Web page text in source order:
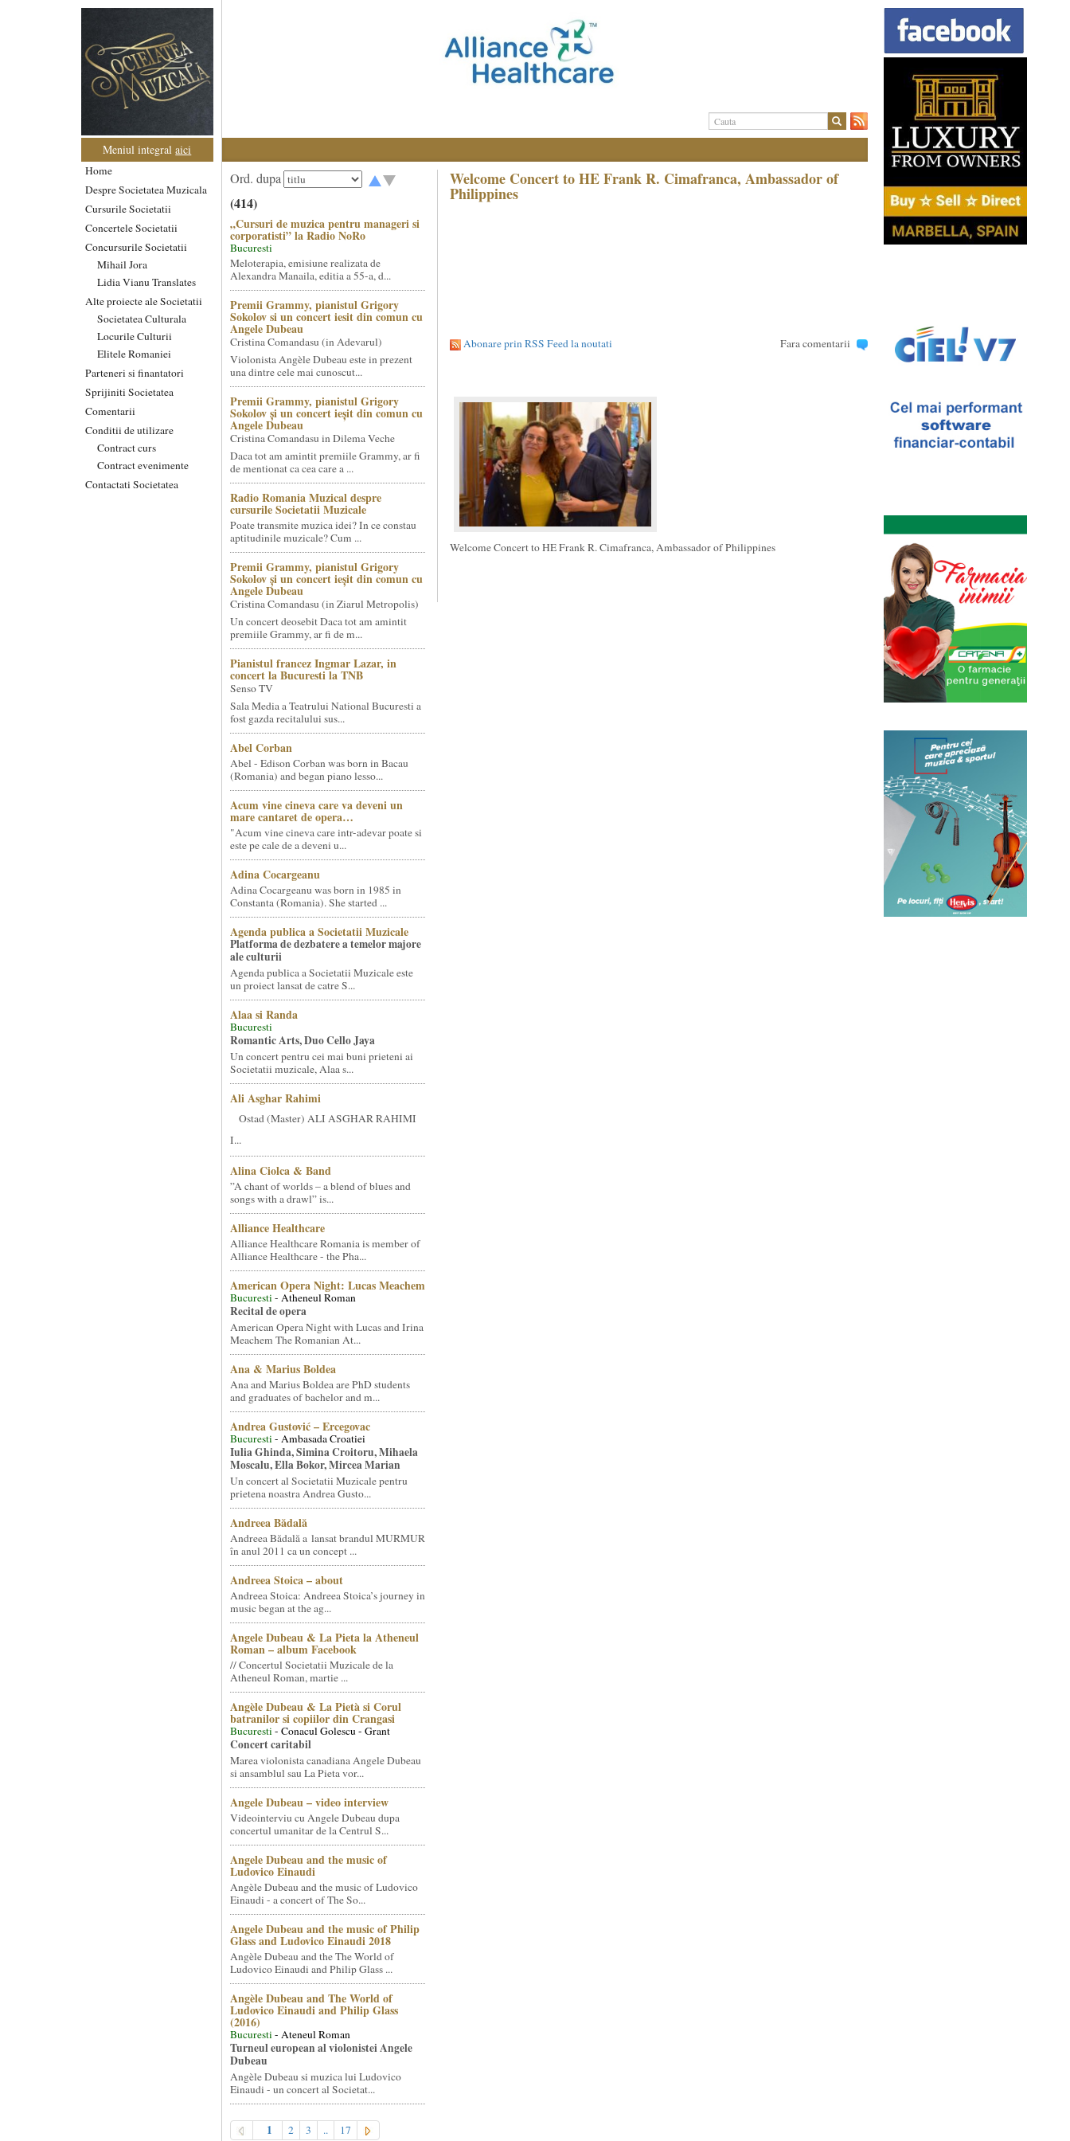
Meniul integralaici
Home
Despre Societatea Muzicala
Cursurile Societatii
Concertele Societatii
Concursurile Societatii
Mihail Jora
Lidia Vianu Translates
Alte proiecte ale Societatii
Societatea Culturala
Locurile Culturii
Elitele Romaniei
Parteneri si finantatori
Sprijiniti Societatea
Comentarii
Conditii de utilizare
Contract curs
Contract evenimente
Contactati Societatea
Ord. dupa
(414)
„Cursuri de muzica pentru manageri si
corporatisti” la Radio NoRo
Bucuresti
Meloterapia, emisiune realizata de
Alexandra Manaila, editia a 55-a, d...
Premii Grammy, pianistul Grigory
Sokolov si un concert iesit din comun cu
Angele Dubeau
Cristina Comandasu (in Adevarul)
Violonista Angèle Dubeau este in prezent
una dintre cele mai cunoscut...
Premii Grammy, pianistul Grigory
Sokolov și un concert ieșit din comun cu
Angele Dubeau
Cristina Comandasu in Dilema Veche
Daca tot am amintit premiile Grammy, ar fi
de mentionat ca cea care a ...
Radio Romania Muzical despre
cursurile Societatii Muzicale
Poate transmite muzica idei? In ce constau
aptitudinile muzicale? Cum ...
Premii Grammy, pianistul Grigory
Sokolov și un concert ieșit din comun cu
Angele Dubeau
Cristina Comandasu (in Ziarul Metropolis)
Un concert deosebit Daca tot am amintit
premiile Grammy, ar fi de m...
Pianistul francez Ingmar Lazar, in
concert la Bucuresti la TNB
Senso TV
Sala Media a Teatrului National Bucuresti a
fost gazda recitalului sus...
Abel Corban
Abel - Edison Corban was born in Bacau
(Romania) and began piano lesso...
Acum vine cineva care va deveni un
mare cantaret de opera…
"Acum vine cineva care intr-adevar poate si
este pe cale de a deveni u...
Adina Cocargeanu
Adina Cocargeanu was born in 1985 in
Constanta (Romania). She started ...
Agenda publica a Societatii Muzicale
Platforma de dezbatere a temelor majore
ale culturii
Agenda publica a Societatii Muzicale este
un proiect lansat de catre S...
Alaa si Randa
Bucuresti
Romantic Arts, Duo Cello Jaya
Un concert pentru cei mai buni prieteni ai
Societatii muzicale, Alaa s...
Ali Asghar Rahimi
Ostad (Master) ALI ASGHAR RAHIMI
I...
Alina Ciolca & Band
”A chant of worlds – a blend of blues and
songs with a drawl” is...
Alliance Healthcare
Alliance Healthcare Romania is member of
Alliance Healthcare - the Pha...
American Opera Night: Lucas Meachem
Bucuresti- Atheneul Roman
Recital de opera
American Opera Night with Lucas and Irina
Meachem The Romanian At...
Ana & Marius Boldea
Ana and Marius Boldea are PhD students
and graduates of bachelor and m...
Andrea Gustović – Ercegovac
Bucuresti- Ambasada Croatiei
Iulia Ghinda, Simina Croitoru, Mihaela
Moscalu, Ella Bokor, Mircea Marian
Un concert al Societatii Muzicale pentru
prietena noastra Andrea Gusto...
Andreea Bădală
Andreea Bădală a lansat brandul MURMUR
în anul 2011 ca un concept ...
Andreea Stoica – about
Andreea Stoica: Andreea Stoica’s journey in
music began at the ag...
Angele Dubeau & La Pieta la Atheneul
Roman – album Facebook
// Concertul Societatii Muzicale de la
Atheneul Roman, martie ...
Angèle Dubeau & La Pietà si Corul
batranilor si copiilor din Crangasi
Bucuresti- Conacul Golescu - Grant
Concert caritabil
Marea violonista canadiana Angele Dubeau
si ansamblul sau La Pieta vor...
Angele Dubeau – video interview
Videointerviu cu Angele Dubeau dupa
concertul umanitar de la Centrul S...
Angele Dubeau and the music of
Ludovico Einaudi
Angèle Dubeau and the music of Ludovico
Einaudi - a concert of The So...
Angele Dubeau and the music of Philip
Glass and Ludovico Einaudi 2018
Angèle Dubeau and the The World of
Ludovico Einaudi and Philip Glass ...
Angèle Dubeau and The World of
Ludovico Einaudi and Philip Glass
(2016)
Bucuresti- Ateneul Roman
Turneul european al violonistei Angele
Dubeau
Angèle Dubeau si muzica lui Ludovico
Einaudi - un concert al Societat...
1 2 3 .. 17
Welcome Concert to HE Frank R. Cimafranca, Ambassador of
Philippines
Abonare prin RSS Feed la noutati Fara comentarii
Welcome Concert to HE Frank R. Cimafranca, Ambassador of Philippines